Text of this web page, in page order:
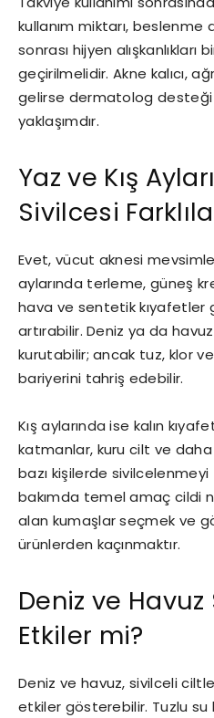
kullanım miktarı,
sonrası hijyen alışkanlıkları
geçirilmelidir. Akne kalıcı,
gelirse dermatolog
yaklaşımdır.
Yaz ve Kış
Sivilcesi
Evet, vücut aknesi
aylarında terleme, güneş
hava ve sentetik kıyafetler
artırabilir. Deniz ya da
kurutabilir; ancak tuz, klor
bariyerini tahriş edebilir.
Kış aylarında ise kalın
katmanlar, kuru cilt ve
bazı kişilerde
bakımda temel amaç cildi
alan kumaşlar seçmek ve
ürünlerden kaçınmaktır.
Deniz ve
Etkiler mi?
Deniz ve havuz, sivilceli
etkiler gösterebilir. Tuzlu su